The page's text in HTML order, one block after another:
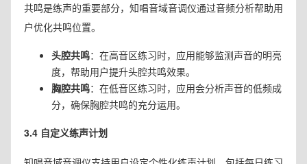
共鸣是练声的重要部分，知唱音域音调仪通过音频分析帮助用
户优化共鸣位置。
头腔共鸣：在高音区练习时，应用能够监测声音的明亮
度，帮助用户提升头腔共鸣效果。
胸腔共鸣：在低音区练习时，应用会分析声音的低频成
分，确保胸腔共鸣的充分运用。
3.4 自定义练声计划